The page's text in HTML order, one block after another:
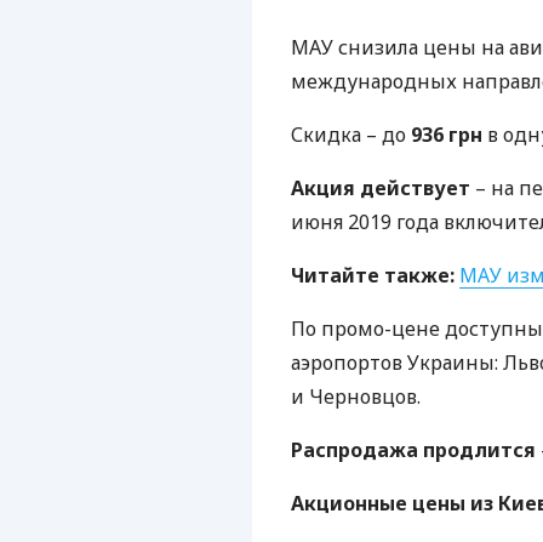
МАУснизила цены на
международных
Скидка – до 936 грн в
Акция действует – на
июня 2019 года
Читайте также: МАУ
По промо-цене
аэропортов Украины:
и Черновцов.
Распродажа продлится
Акционные цены из